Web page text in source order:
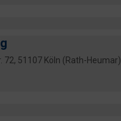
72, 51107 Köln (Rath-Heumar)